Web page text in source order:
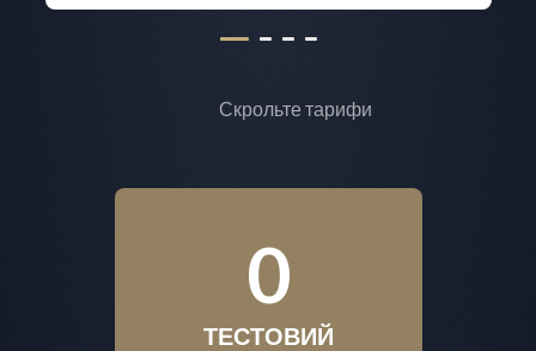
Скрольте тарифи
0
ТЕСТОВИЙ